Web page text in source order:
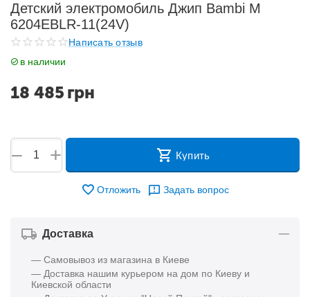
Детский электромобиль Джип Bambi M
6204EBLR-11(24V)
Написать отзыв
в наличии
18 485 грн
+
− Купить
Отложить Задать вопрос
Доставка
— Самовывоз из магазина в Киеве
— Доставка нашим курьером на дом по Киеву и
Киевской области